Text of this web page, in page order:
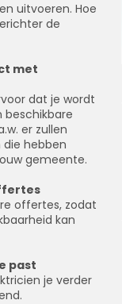
uitvoeren. Hoe
de
met
dat je wordt
beschikbare
er zullen
hebben
gemeente.
offertes, zodat
kan
past
je verder